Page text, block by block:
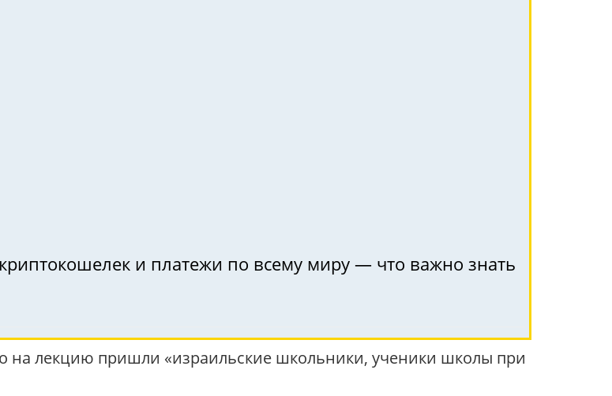
и платежи по всему миру — что важно знать
на лекцию пришли «израильские школьники, ученики школы при